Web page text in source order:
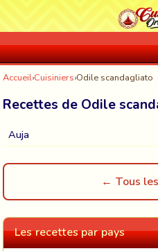
Accueil›Cuisiniers›Odile scandagliato
Recettes de Odile
Auja
← Tous
Les recettes par pays